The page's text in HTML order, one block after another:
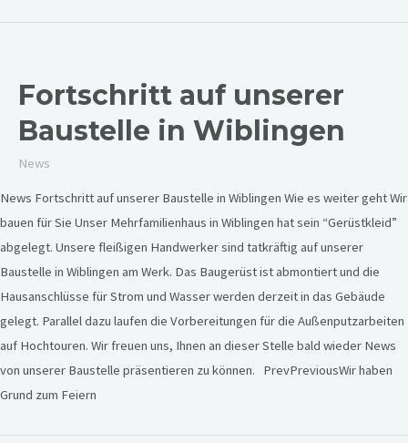
Fortschritt auf unserer
Baustelle in Wiblingen
News
News Fortschritt auf unserer Baustelle in Wiblingen Wie es weiter geht Wir
bauen für Sie Unser Mehrfamilienhaus in Wiblingen hat sein “Gerüstkleid”
abgelegt. Unsere fleißigen Handwerker sind tatkräftig auf unserer
Baustelle in Wiblingen am Werk. Das Baugerüst ist abmontiert und die
Hausanschlüsse für Strom und Wasser werden derzeit in das Gebäude
gelegt. Parallel dazu laufen die Vorbereitungen für die Außenputzarbeiten
auf Hochtouren. Wir freuen uns, Ihnen an dieser Stelle bald wieder News
von unserer Baustelle präsentieren zu können. PrevPreviousWir haben
Grund zum Feiern